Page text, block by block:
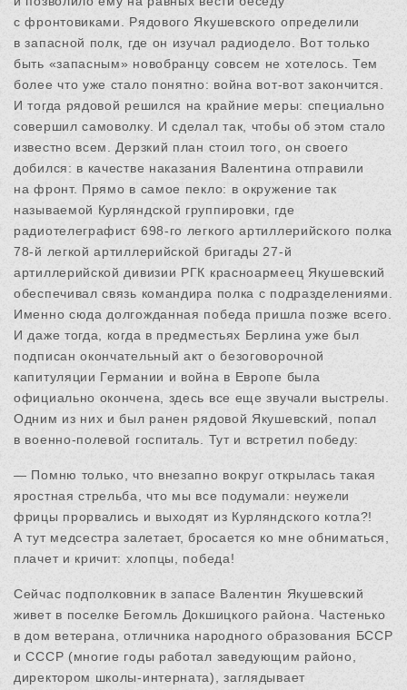
с фронтовиками. Рядового Якушевского определили
в запасной полк, где он изучал радиодело. Вот только
быть «запасным» новобранцу совсем не хотелось. Тем
более что уже стало понятно: война вот-вот закончится.
И тогда рядовой решился на крайние меры: специально
совершил самоволку. И сделал так, чтобы об этом стало
известно всем. Дерзкий план стоил того, он своего
добился: в качестве наказания Валентина отправили
на фронт. Прямо в самое пекло: в окружение так
называемой Курляндской группировки, где
радиотелеграфист 698-го легкого артиллерийского полка
78-й легкой артиллерийской бригады 27-й
артиллерийской дивизии РГК красноармеец Якушевский
обеспечивал связь командира полка с подразделениями.
Именно сюда долгожданная победа пришла позже всего.
И даже тогда, когда в предместьях Берлина уже был
подписан окончательный акт о безоговорочной
капитуляции Германии и война в Европе была
официально окончена, здесь все еще звучали выстрелы.
Одним из них и был ранен рядовой Якушевский, попал
в военно-полевой госпиталь. Тут и встретил победу:
— Помню только, что внезапно вокруг открылась такая
яростная стрельба, что мы все подумали: неужели
фрицы прорвались и выходят из Курляндского котла?!
А тут медсестра залетает, бросается ко мне обниматься,
плачет и кричит: хлопцы, победа!
Сейчас подполковник в запасе Валентин Якушевский
живет в поселке Бегомль Докшицкого района. Частенько
в дом ветерана, отличника народного образования БССР
и СССР (многие годы работал заведующим районо,
директором школы-интерната), заглядывает